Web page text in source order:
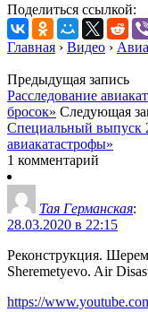
Поделиться ссылкой:
Главная › Видео ›
Предыдущая запись
Расследование
бросок» Следующая
Специальный выпуск
авиакатастрофы»
1 комментарий
Тая Германская:
28.03.2020 в 22:15
Реконструкция.
Sheremetyevo. Air
https://